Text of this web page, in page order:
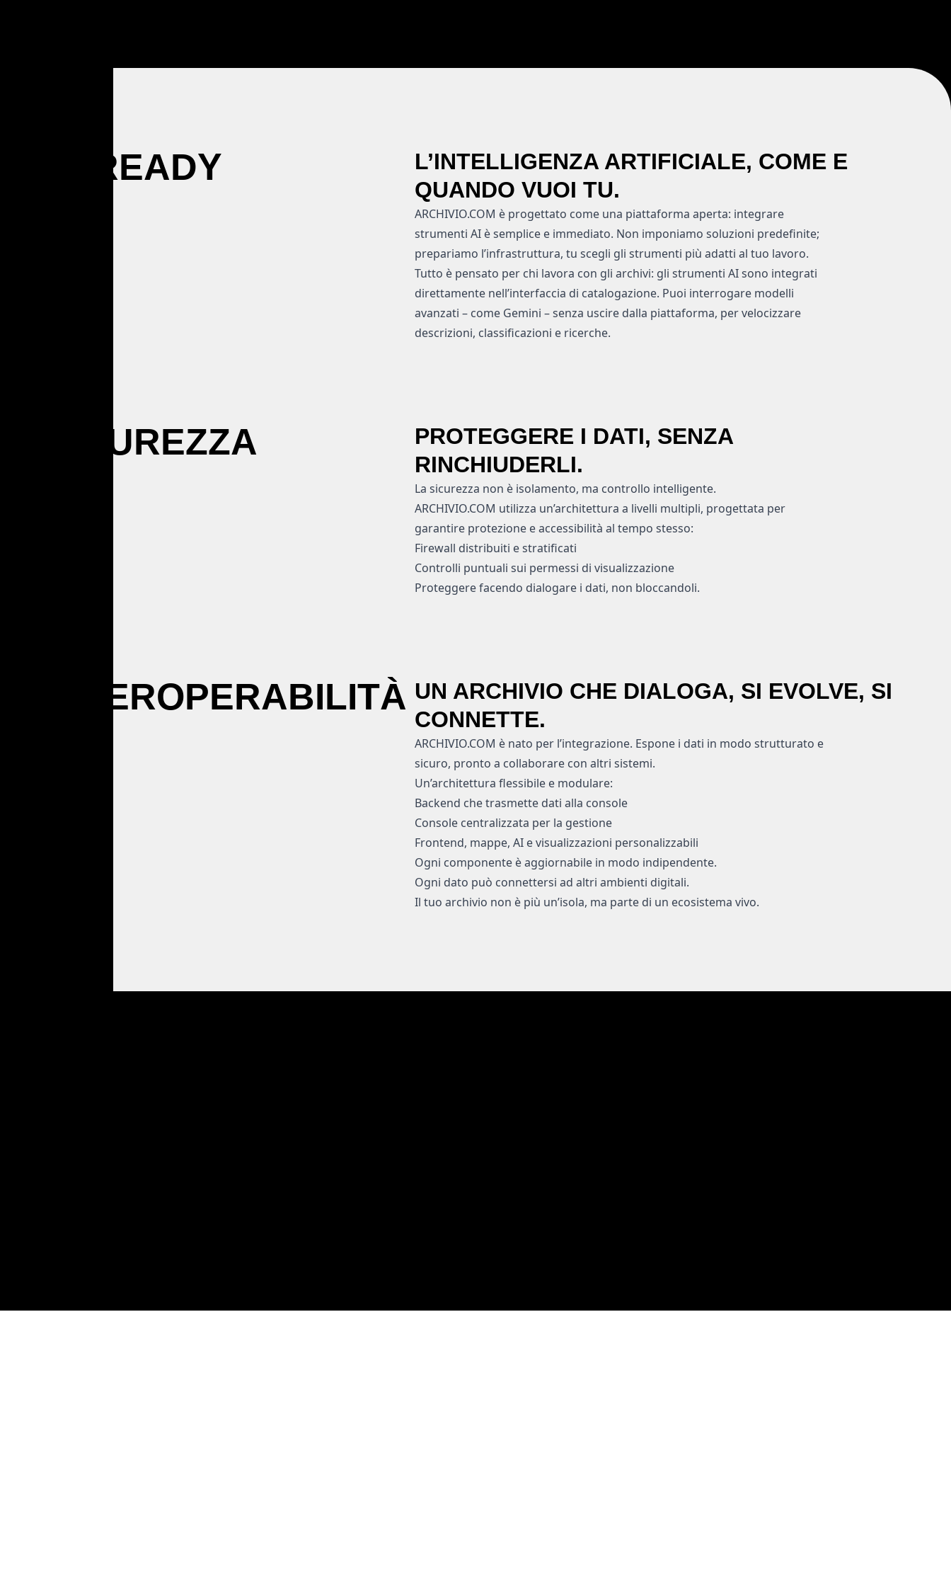
AI READY
L’INTELLIGENZA ARTIFICIALE, COME E
QUANDO VUOI TU.
ARCHIVIO.COM è progettato come una piattaforma aperta: integrare
strumenti AI è semplice e immediato. Non imponiamo soluzioni predefinite;
prepariamo l’infrastruttura, tu scegli gli strumenti più adatti al tuo lavoro.
Tutto è pensato per chi lavora con gli archivi: gli strumenti AI sono integrati
direttamente nell’interfaccia di catalogazione. Puoi interrogare modelli
avanzati – come Gemini – senza uscire dalla piattaforma, per velocizzare
descrizioni, classificazioni e ricerche.
SICUREZZA
PROTEGGERE I DATI, SENZA
RINCHIUDERLI.
La sicurezza non è isolamento, ma controllo intelligente.
ARCHIVIO.COM utilizza un’architettura a livelli multipli, progettata per
garantire protezione e accessibilità al tempo stesso:
Firewall distribuiti e stratificati
Controlli puntuali sui permessi di visualizzazione
Proteggere facendo dialogare i dati, non bloccandoli.
INTEROPERABILITÀ UN ARCHIVIO CHE DIALOGA, SI EVOLVE, SI
CONNETTE.
ARCHIVIO.COM è nato per l’integrazione. Espone i dati in modo strutturato e
sicuro, pronto a collaborare con altri sistemi.
Un’architettura flessibile e modulare:
Backend che trasmette dati alla console
Console centralizzata per la gestione
Frontend, mappe, AI e visualizzazioni personalizzabili
Ogni componente è aggiornabile in modo indipendente.
Ogni dato può connettersi ad altri ambienti digitali.
Il tuo archivio non è più un’isola, ma parte di un ecosistema vivo.